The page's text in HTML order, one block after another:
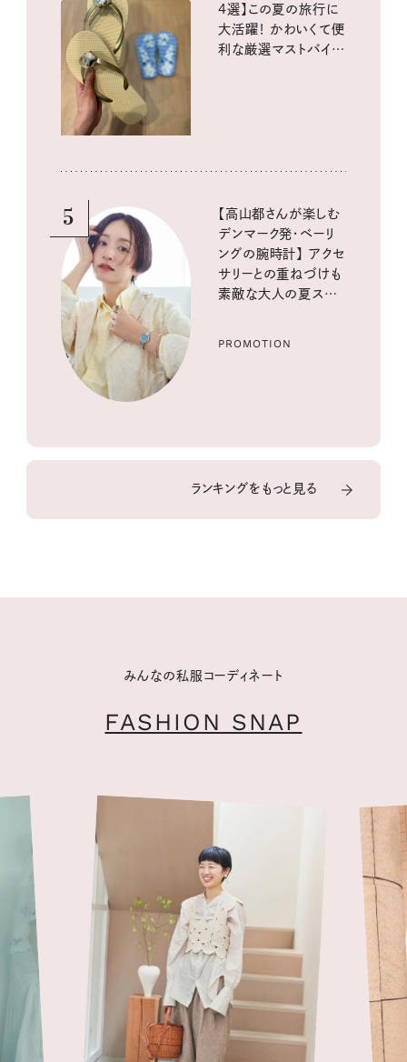
4選】この夏の旅行に
大活躍！ かわいくて便
利な厳選マストバイア
5
【高山都さんが楽しむ
デンマーク発・ベーリ
ングの腕時計】 アクセ
サリーとの重ねづけも
素敵な大人の夏スタイ
PROMOTION
ランキングをもっと見る
みんなの私服コーディネート
FASHION SNAP